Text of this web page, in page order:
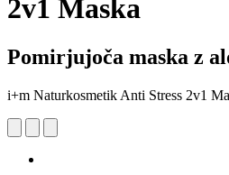
2v1 Maska
Pomirjujoča maska z
i+m Naturkosmetik Anti Stress 2v1